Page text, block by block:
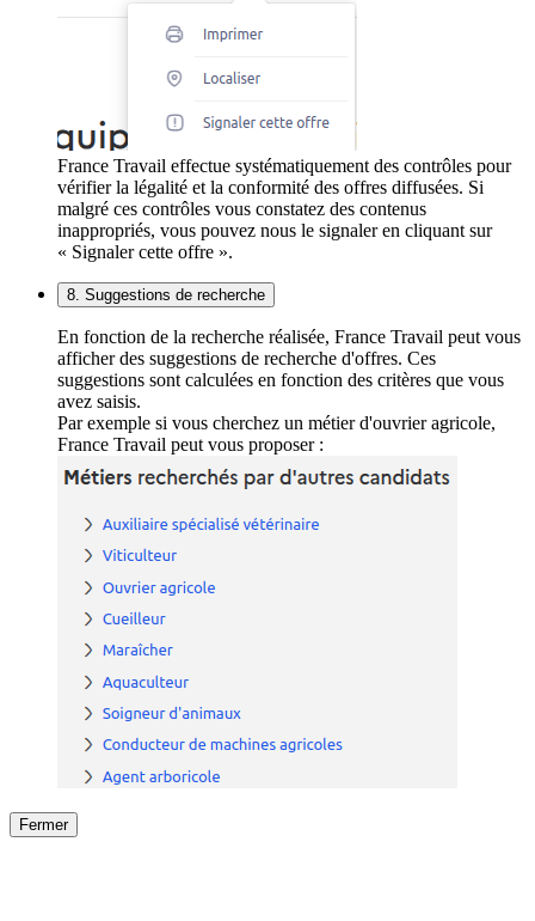
France Travail effectue systématiquement des contrôles pour
vérifier la légalité et la conformité des offres diffusées. Si
malgré ces contrôles vous constatez des contenus
inappropriés, vous pouvez nous le signaler en cliquant sur
« Signaler cette offre ».
8. Suggestions de recherche
En fonction de la recherche réalisée, France Travail peut vous
afficher des suggestions de recherche d'offres. Ces
suggestions sont calculées en fonction des critères que vous
avez saisis.
Par exemple si vous cherchez un métier d'ouvrier agricole,
France Travail peut vous proposer :
Fermer